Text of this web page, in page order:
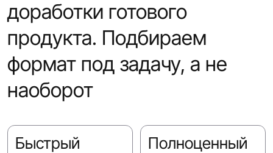
доработки готового
продукта. Подбираем
формат под задачу, а не
наоборот
Быстрый
Полноценный